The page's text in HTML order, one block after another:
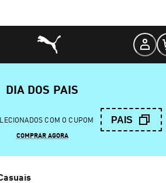
DIA DOS PAIS
COM O CUPOM PAIS
COMPRAR AGORA